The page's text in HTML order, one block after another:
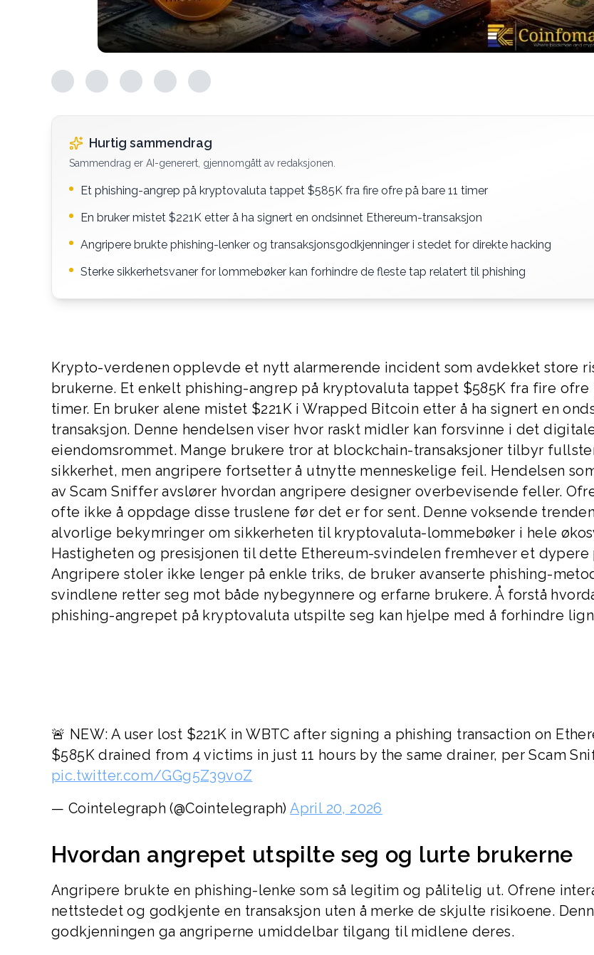
Hurtig sammendrag
Sammendrag er AI-generert, gjennomgått av redaksjonen.
Et phishing-angrep på kryptovaluta tappet $585K fra fire ofre på bare 11 timer
En bruker mistet $221K etter å ha signert en ondsinnet Ethereum-transaksjon
Angripere brukte phishing-lenker og transaksjonsgodkjenninger i stedet for direkte hacking
Sterke sikkerhetsvaner for lommebøker kan forhindre de fleste tap relatert til phishing
Krypto-verdenen opplevde et nytt alarmerende incident som avdekket store
brukerne. Et enkelt phishing-angrep på kryptovaluta tappet $585K fra fire ofre
timer. En bruker alene mistet $221K i Wrapped Bitcoin etter å ha signert en
transaksjon. Denne hendelsen viser hvor raskt midler kan forsvinne i det
eiendomsrommet. Mange brukere tror at blockchain-transaksjoner tilbyr
sikkerhet, men angripere fortsetter å utnytte menneskelige feil. Hendelsen
av Scam Sniffer avslører hvordan angripere designer overbevisende feller.
ofte ikke å oppdage disse truslene før det er for sent. Denne voksende
alvorlige bekymringer om sikkerheten til kryptovaluta-lommebøker i hele
Hastigheten og presisjonen til dette Ethereum-svindelen fremhever et dypere
Angripere stoler ikke lenger på enkle triks, de bruker avanserte phishing-
svindlene retter seg mot både nybegynnere og erfarne brukere. Å forstå
phishing-angrepet på kryptovaluta utspilte seg kan hjelpe med å forhindre
🚨 NEW: A user lost $221K in WBTC after signing a phishing transaction on
$585K drained from 4 victims in just 11 hours by the same drainer, per Scam
pic.twitter.com/GGg5Z39voZ
— Cointelegraph (@Cointelegraph)April 20, 2026
Hvordan angrepet utspilte seg og lurte brukerne
Angripere brukte en phishing-lenke som så legitim og pålitelig ut. Ofrene
nettstedet og godkjente en transaksjon uten å merke de skjulte risikoene.
godkjenningen ga angriperne umiddelbar tilgang til midlene deres.